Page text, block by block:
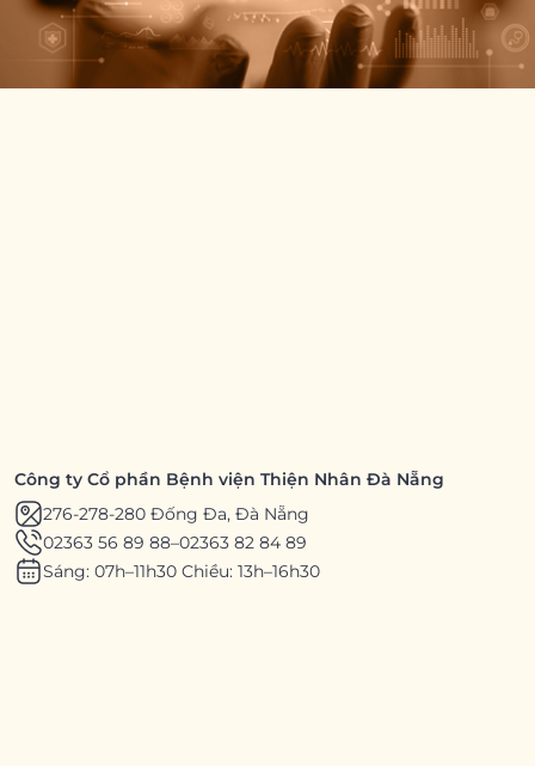
Công ty Cổ phần Bệnh viện Thiện Nhân Đà Nẵng
276-278-280 Đống Đa, Đà Nẵng
02363 56 89 88–02363 82 84 89
Sáng: 07h–11h30 Chiều: 13h–16h30